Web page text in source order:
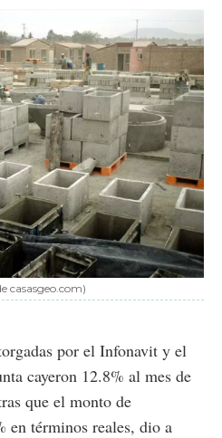
casasgeo.com)
por el Infonavit y el
cayeron 12.8% al mes de
que el monto de
en términos reales, dio a